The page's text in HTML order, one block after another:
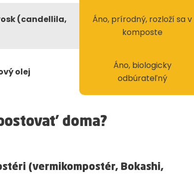
(candellila,
Áno, prírodný, rozloží sa v
komposte
olej
Áno, biologicky
odbúrateľný
doma?
(vermikompostér, Bokashi,